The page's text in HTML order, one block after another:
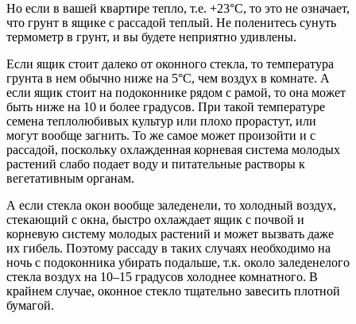
Но если в вашей квартире тепло, т.е. +23°С, то это не означает,
что грунт в ящике с рассадой теплый. Не поленитесь сунуть
термометр в грунт, и вы будете неприятно удивлены.
Если ящик стоит далеко от оконного стекла, то температура
грунта в нем обычно ниже на 5°С, чем воздух в комнате. А
если ящик стоит на подоконнике рядом с рамой, то она может
быть ниже на 10 и более градусов. При такой температуре
семена теплолюбивых культур или плохо прорастут, или
могут вообще загнить. То же самое может произойти и с
рассадой, поскольку охлажденная корневая система молодых
растений слабо подает воду и питательные растворы к
вегетативным органам.
А если стекла окон вообще заледенели, то холодный воздух,
стекающий с окна, быстро охлаждает ящик с почвой и
корневую систему молодых растений и может вызвать даже
их гибель. Поэтому рассаду в таких случаях необходимо на
ночь с подоконника убирать подальше, т.к. около заледенелого
стекла воздух на 10–15 градусов холоднее комнатного. В
крайнем случае, оконное стекло тщательно завесить плотной
бумагой.